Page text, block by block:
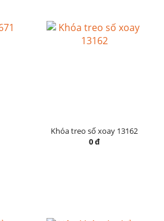
Khóa treo số xoay 13162
0 đ